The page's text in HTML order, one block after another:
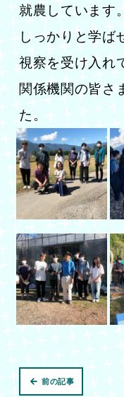
就農しています
しっかりと学ば
視察を受け入れ
関係機関の皆さ
た。
前の記事